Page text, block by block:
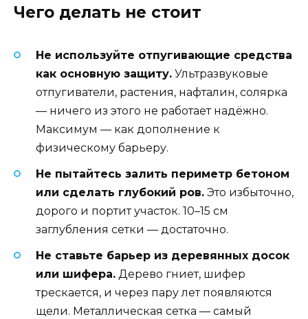
Чего делать не стоит
Не используйте отпугивающие средства
как основную защиту. Ультразвуковые
отпугиватели, растения, нафталин, солярка
— ничего из этого не работает надёжно.
Максимум — как дополнение к
физическому барьеру.
Не пытайтесь залить периметр бетоном
или сделать глубокий ров. Это избыточно,
дорого и портит участок. 10–15 см
заглубления сетки — достаточно.
Не ставьте барьер из деревянных досок
или шифера. Дерево гниет, шифер
трескается, и через пару лет появляются
щели. Металлическая сетка — самый